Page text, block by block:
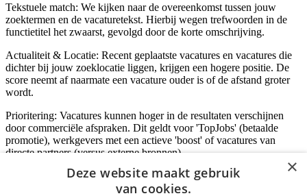
Tekstuele match: We kijken naar de overeenkomst tussen jouw
zoektermen en de vacaturetekst. Hierbij wegen trefwoorden in de
functietitel het zwaarst, gevolgd door de korte omschrijving.
Actualiteit & Locatie: Recent geplaatste vacatures en vacatures die
dichter bij jouw zoeklocatie liggen, krijgen een hogere positie. De
score neemt af naarmate een vacature ouder is of de afstand groter
wordt.
Prioritering: Vacatures kunnen hoger in de resultaten verschijnen
door commerciële afspraken. Dit geldt voor 'TopJobs' (betaalde
promotie), werkgevers met een actieve 'boost' of vacatures van
directe partners (versus externe bronnen).
×
Deze website maakt gebruik
van cookies.